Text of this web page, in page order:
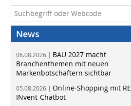
News
06.08.2026 | BAU 2027 macht
Branchenthemen mit neuen
Markenbotschaftern sichtbar
05.08.2026 | Online-Shopping mit
INvent-Chatbot